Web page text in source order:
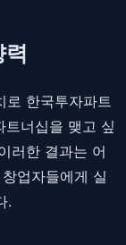
로 한국투자파트
트너십을 맺고 싶
러한 결과는 어
업자들에게 실
.